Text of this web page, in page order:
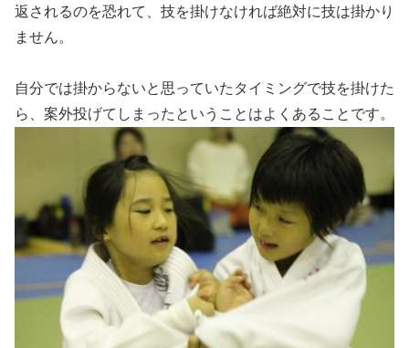
返されるのを恐れて、技を掛けなければ絶対に技は掛かり
ません。
自分では掛からないと思っていたタイミングで技を掛けた
ら、案外投げてしまったということはよくあることです。